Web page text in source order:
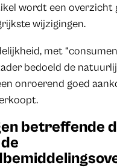
wordt een overzicht
wijzigingen.
met
bedoeld de
onroerend goed
betreffende